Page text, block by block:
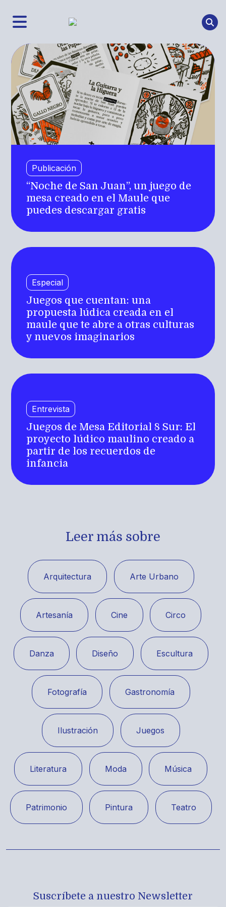
Publicación
“Noche de San Juan”, un juego de
mesa creado en el Maule que
puedes descargar gratis
Especial
Juegos que cuentan: una
propuesta lúdica creada en el
maule que te abre a otras culturas
y nuevos imaginarios
Entrevista
Juegos de Mesa Editorial 8 Sur: El
proyecto lúdico maulino creado a
partir de los recuerdos de
infancia
Leer más sobre
Arquitectura Arte Urbano
Artesanía Cine Circo
Danza Diseño Escultura
Fotografía Gastronomía
Ilustración Juegos
Literatura Moda Música
Patrimonio Pintura Teatro
Suscríbete a nuestro Newsletter